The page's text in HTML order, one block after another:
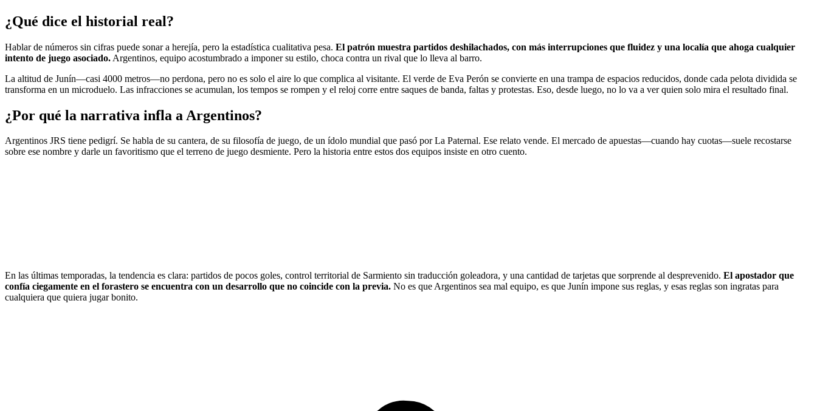
¿Qué dice el historial real?
Hablar de números sin cifras puede sonar a herejía, pero la estadística cualitativa pesa. El patrón muestra partidos deshilachados, con más interrupciones que fluidez y una localía que ahoga cualquier
intento de juego asociado. Argentinos, equipo acostumbrado a imponer su estilo, choca contra un rival que lo lleva al barro.
La altitud de Junín—casi 4000 metros—no perdona, pero no es solo el aire lo que complica al visitante. El verde de Eva Perón se convierte en una trampa de espacios reducidos, donde cada pelota dividida se
transforma en un microduelo. Las infracciones se acumulan, los tempos se rompen y el reloj corre entre saques de banda, faltas y protestas. Eso, desde luego, no lo va a ver quien solo mira el resultado final.
¿Por qué la narrativa infla a Argentinos?
Argentinos JRS tiene pedigrí. Se habla de su cantera, de su filosofía de juego, de un ídolo mundial que pasó por La Paternal. Ese relato vende. El mercado de apuestas—cuando hay cuotas—suele recostarse
sobre ese nombre y darle un favoritismo que el terreno de juego desmiente. Pero la historia entre estos dos equipos insiste en otro cuento.
En las últimas temporadas, la tendencia es clara: partidos de pocos goles, control territorial de Sarmiento sin traducción goleadora, y una cantidad de tarjetas que sorprende al desprevenido. El apostador que
confía ciegamente en el forastero se encuentra con un desarrollo que no coincide con la previa. No es que Argentinos sea mal equipo, es que Junín impone sus reglas, y esas reglas son ingratas para
cualquiera que quiera jugar bonito.